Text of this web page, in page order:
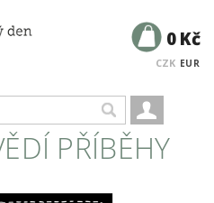
CZK EUR
0 Kč
PŘÍBĚHY